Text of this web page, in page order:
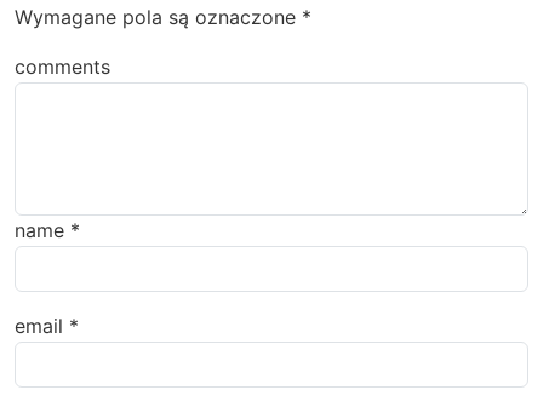
Wymagane pola są oznaczone *
comments
name *
email *